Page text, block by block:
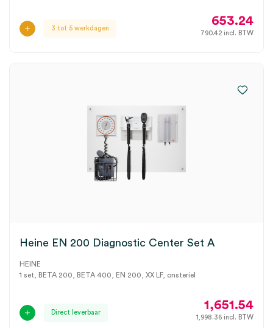
3 tot 5 werkdagen
653.24
790.42 incl. BTW
Heine EN 200 Diagnostic Center Set A
HEINE
1 set, BETA 200, BETA 400, EN 200, XX LF, onsteriel
Direct leverbaar
1,651.54
1,998.36 incl. BTW